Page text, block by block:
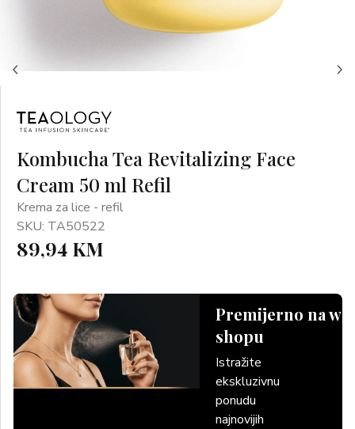
Kombucha Tea Revitalizing Face
Cream 50 ml Refil
Krema za lice - refil
SKU: TA50522
89,94 KM
Premijerno na
shopu
Istražite
ekskluzivnu
ponudu
najnovijih